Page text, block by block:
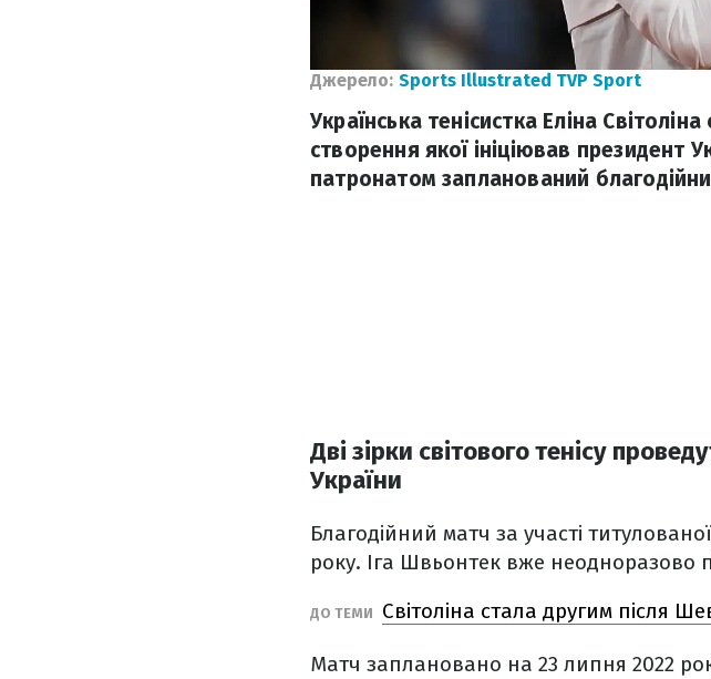
Джерело: Sports Illustrated TVP Sport
Українська тенісистка Еліна
створення якої ініціював президент
патронатом запланований
Дві зірки світового тенісу
України
Благодійний матч за участі
року. Іга Швьонтек вже неодноразово
ДО ТЕМИ Світоліна стала другим після
Матч заплановано на 23 липня 2022